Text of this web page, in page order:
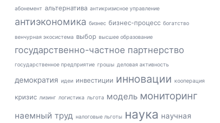
абонемент альтернатива антикризисное управление
антиэкономика бизнес бизнес-процесс богатство
венчурная экосистема выбор высшее образование
государственно-частное партнерство
государственное предприятие грошы деловая активность
демократия идеи инвестиции инновации кооперация
кризис лизинг логистика льгота модель мониторинг
наемный труд налоговые льготы наука научная